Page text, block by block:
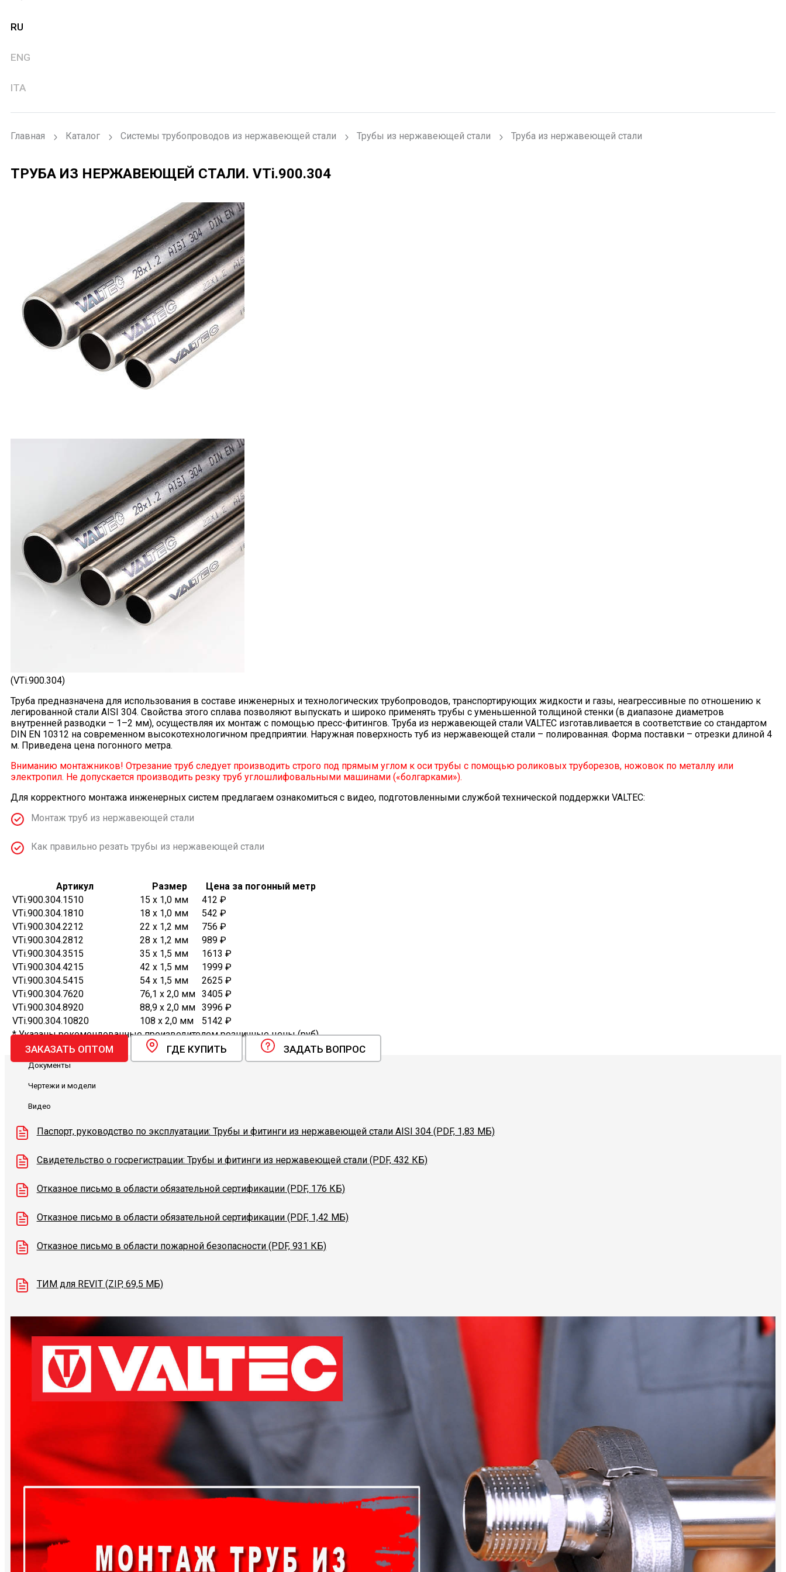
RU
ENG
ITA
Главная Каталог Системы трубопроводов из нержавеющей стали Трубы из нержавеющей стали Труба из нержавеющей стали
ТРУБА ИЗ НЕРЖАВЕЮЩЕЙ СТАЛИ. VTi.900.304
(VTi.900.304)
Труба предназначена для использования в составе инженерных и технологических трубопроводов, транспортирующих жидкости и газы, неагрессивные по отношению к
легированной стали AISI 304. Свойства этого сплава позволяют выпускать и широко применять трубы с уменьшенной толщиной стенки (в диапазоне диаметров
внутренней разводки – 1–2 мм), осуществляя их монтаж с помощью пресс-фитингов. Труба из нержавеющей стали VALTEC изготавливается в соответствие со стандартом
DIN EN 10312 на современном высокотехнологичном предприятии. Наружная поверхность туб из нержавеющей стали – полированная. Форма поставки – отрезки длиной 4
м. Приведена цена погонного метра.
Вниманию монтажников! Отрезание труб следует производить строго под прямым углом к оси трубы с помощью роликовых труборезов, ножовок по металлу или
электропил. Не допускается производить резку труб углошлифовальными машинами («болгарками»).
Для корректного монтажа инженерных систем предлагаем ознакомиться с видео, подготовленными службой технической поддержки VALTEC:
Монтаж труб из нержавеющей стали
Как правильно резать трубы из нержавеющей стали
Артикул Размер
Цена за погонный метр
VTi.900.304.1510
15 х 1,0 мм
412 ₽
VTi.900.304.1810
18 х 1,0 мм
542 ₽
VTi.900.304.2212
22 х 1,2 мм
756 ₽
VTi.900.304.2812
28 х 1,2 мм
989 ₽
VTi.900.304.3515
35 х 1,5 мм
1613 ₽
VTi.900.304.4215
42 х 1,5 мм
1999 ₽
VTi.900.304.5415
54 х 1,5 мм
2625 ₽
VTi.900.304.7620
76,1 х 2,0 мм
3405 ₽
VTi.900.304.8920
88,9 х 2,0 мм
3996 ₽
VTi.900.304.10820
108 х 2,0 мм
5142 ₽
* Указаны рекомендованные производителем розничные цены (руб).
ЗАКАЗАТЬ ОПТОМ ГДЕ КУПИТЬ ЗАДАТЬ ВОПРОС
Документы
Чертежи и модели
Видео
Паспорт, руководство по эксплуатации: Трубы и фитинги из нержавеющей стали AISI 304 (PDF, 1,83 МБ)
Свидетельство о госрегистрации: Трубы и фитинги из нержавеющей стали (PDF, 432 КБ)
Отказное письмо в области обязательной сертификации (PDF, 176 КБ)
Отказное письмо в области обязательной сертификации (PDF, 1,42 МБ)
Отказное письмо в области пожарной безопасности (PDF, 931 КБ)
ТИМ для REVIT (ZIP, 69,5 МБ)